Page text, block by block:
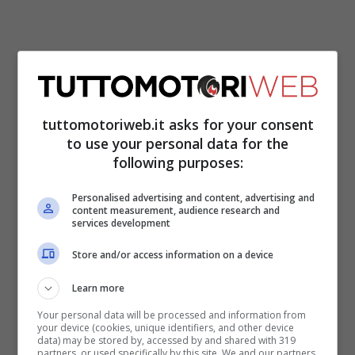
Il principale mutamento riguarda la
a 1.001 CV, divenendo così la Lamborghini
collaborazione con MTM, i due marchi
hanno preparato un vero mostro capace di
far rabbrividire chiunque, anche i puristi
delle supercar per eccellenza. Per gestire
tuttomotoriweb.it asks for your consent
to use your personal data for the
following purposes:
Personalised advertising and content, advertising and
content measurement, audience research and
services development
Store and/or access information on a device
Learn more
Your personal data will be processed and information from
your device (cookies, unique identifiers, and other device
data) may be stored by, accessed by and shared with 319